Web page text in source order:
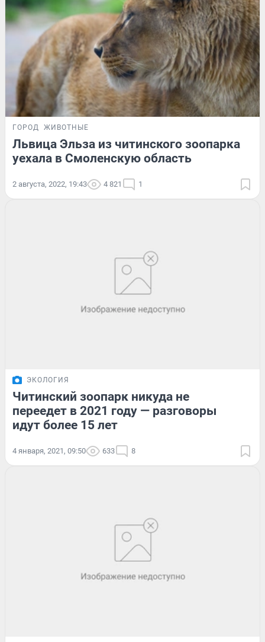
ГОРОД ЖИВОТНЫЕ
Львица Эльза из читинского зоопарка
уехала в Смоленскую область
2 августа, 2022, 19:43 4 821 1
ЭКОЛОГИЯ
Читинский зоопарк никуда не
переедет в 2021 году — разговоры
идут более 15 лет
4 января, 2021, 09:50 633 8